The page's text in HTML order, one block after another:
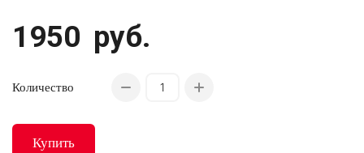
1950 руб.
Количество
Купить